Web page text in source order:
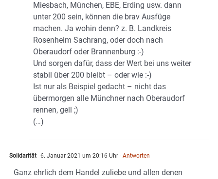
Miesbach, München, EBE, Erding usw. dann
unter 200 sein, können die brav Ausfüge
machen. Ja wohin denn? z. B. Landkreis
Rosenheim Sachrang, oder doch nach
Oberaudorf oder Brannenburg :-)
Und sorgen dafür, dass der Wert bei uns weiter
stabil über 200 bleibt – oder wie :-)
Ist nur als Beispiel gedacht – nicht das
übermorgen alle Münchner nach Oberaudorf
rennen, gell ;)
(…)
Solidarität 6. Januar 2021 um 20:16 Uhr - Antworten
Ganz ehrlich dem Handel zuliebe und allen denen